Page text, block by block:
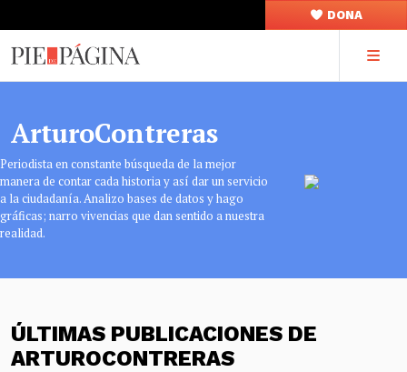
DONA
ArturoContreras
Periodista en constante búsqueda de la mejor
manera de contar cada historia y así dar un servicio
a la ciudadanía. Analizo bases de datos y hago
gráficas; narro vivencias que dan sentido a nuestra
realidad.
ÚLTIMAS PUBLICACIONES DE
ARTUROCONTRERAS